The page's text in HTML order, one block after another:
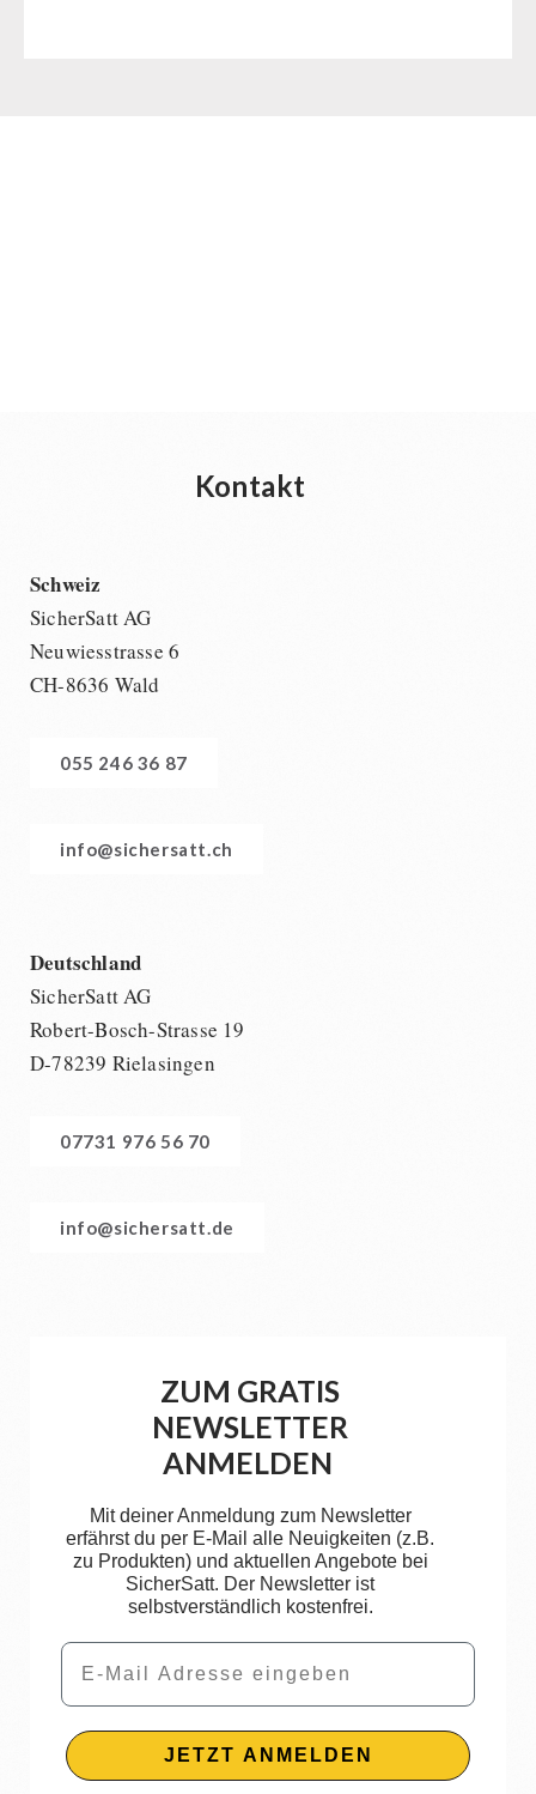
Kontakt
Schweiz
SicherSatt AG
Neuwiesstrasse 6
CH-8636 Wald
055 246 36 87
info@sichersatt.ch
Deutschland
SicherSatt AG
Robert-Bosch-Strasse 19
D-78239 Rielasingen
07731 976 56 70
info@sichersatt.de
ZUM GRATIS
NEWSLETTER
ANMELDEN
Mit deiner Anmeldung zum Newsletter
erfährst du per E-Mail alle Neuigkeiten (z.B.
zu Produkten) und aktuellen Angebote bei
SicherSatt. Der Newsletter ist
selbstverständlich kostenfrei.
Email
JETZT ANMELDEN